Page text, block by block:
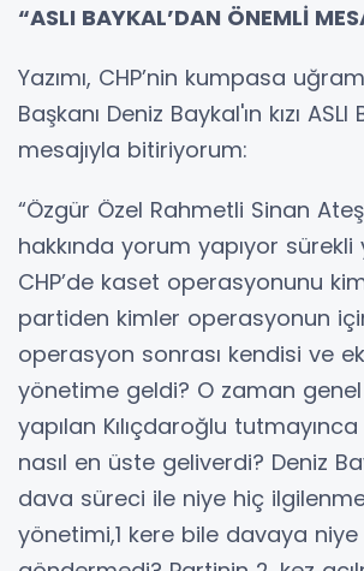
“ASLI BAYKAL’DAN ÖNEMLİ
Yazımı, CHP’nin kumpasa
Başkanı Deniz Baykal'ın kızı ASLI
mesajıyla bitiriyorum:
“Özgür Özel Rahmetli Sinan
hakkında yorum yapıyor sürekli
CHP’de kaset operasyonunu
partiden kimler operasyonun
operasyon sonrası kendisi ve
yönetime geldi? O zaman
yapılan Kılıçdaroğlu
nasıl en üste geliverdi? Deniz
dava süreci ile niye hiç
yönetimi,1 kere bile davaya